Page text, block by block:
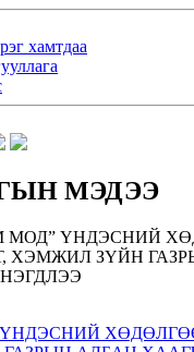
хамтдаа
МЭДЭЭ
ҮНДЭСНИЙ